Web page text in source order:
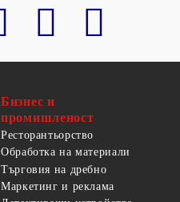
Бизнес и
промишленост
Ресторантьорство
Обработка на материали
Търговия на дребно
Маркетинг и реклама